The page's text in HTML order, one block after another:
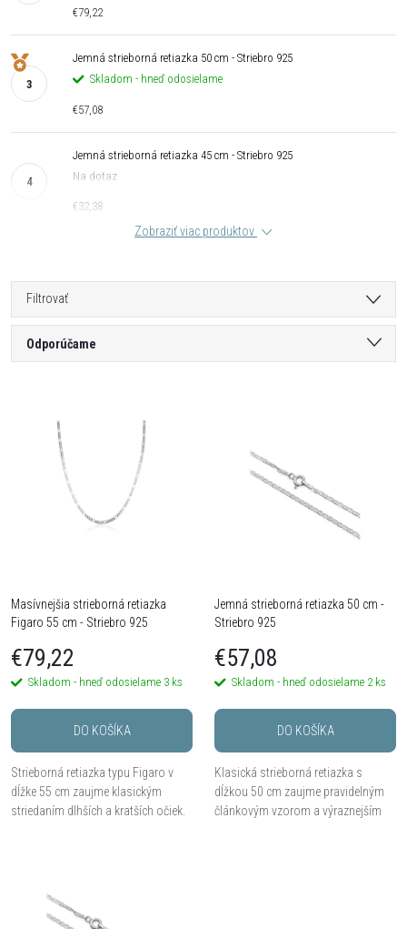
€79,22
Jemná strieborná retiazka 50 cm - Striebro 925
Skladom - hneď odosielame
€57,08
Jemná strieborná retiazka 45 cm - Striebro 925
Na dotaz
€32,38
Zobraziť viac produktov
Filtrovať
R
e
p
r
o
d
Odporúčame
Najpredávanejšie
Abecedne
s
p
r
d
u
Masívnejšia strieborná retiazka
Figaro 55 cm - Striebro 925
€79,22
Skladom - hneď odosielame 3 ks
DO KOŠÍKA
Strieborná retiazka typu Figaro v
dĺžke 55 cm zaujme klasickým
striedaním dlhších a kratších očiek.
Jemná strieborná retiazka 50 cm -
Striebro 925
€57,08
Skladom - hneď odosielame 2 ks
DO KOŠÍKA
Klasická strieborná retiazka s
dĺžkou 50 cm zaujme pravidelným
článkovým vzorom a výraznejším